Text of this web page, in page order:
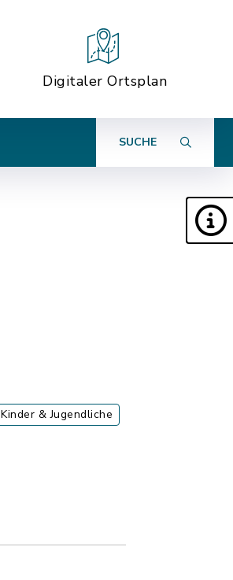
Digitaler Ortsplan
SUCHE
Kinder & Jugendliche